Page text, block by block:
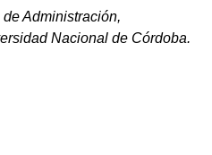
Administración,
Nacional de Córdoba.